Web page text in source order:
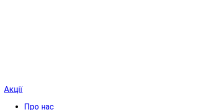
Акції
Про нас